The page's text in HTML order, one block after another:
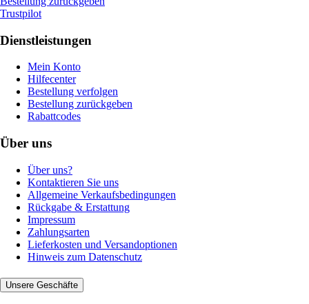
Trustpilot
Dienstleistungen
Mein Konto
Hilfecenter
Bestellung verfolgen
Bestellung zurückgeben
Rabattcodes
Über uns
Über uns?
Kontaktieren Sie uns
Allgemeine Verkaufsbedingungen
Rückgabe & Erstattung
Impressum
Zahlungsarten
Lieferkosten und Versandoptionen
Hinweis zum Datenschutz
Unsere Geschäfte